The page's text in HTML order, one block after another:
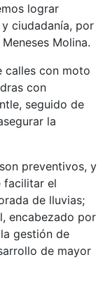
lograr
ciudadanía, por
Molina.
calles con moto
con
seguido de
la
preventivos, y
facilitar el
de lluvias;
encabezado por
gestión de
de mayor